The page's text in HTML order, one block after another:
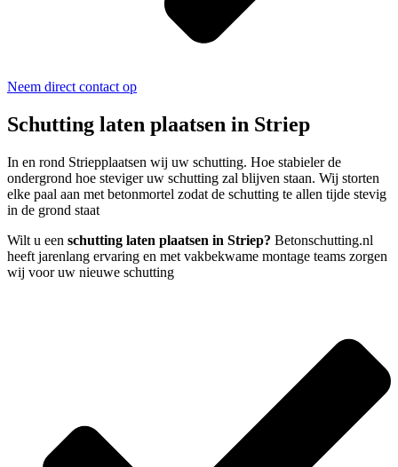
Neem direct contact op
Schutting laten plaatsen in Striep
In en rond Striepplaatsen wij uw schutting. Hoe stabieler de
ondergrond hoe steviger uw schutting zal blijven staan. Wij storten
elke paal aan met betonmortel zodat de schutting te allen tijde stevig
in de grond staat
Wilt u een schutting laten plaatsen in Striep? Betonschutting.nl
heeft jarenlang ervaring en met vakbekwame montage teams zorgen
wij voor uw nieuwe schutting